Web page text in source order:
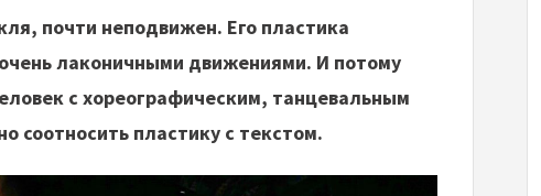
почти неподвижен. Его пластика
лаконичными движениями. И потому
с хореографическим, танцевальным
соотносить пластику с текстом.